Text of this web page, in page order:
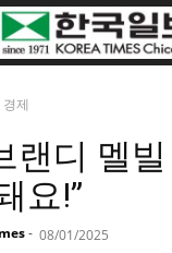
경제
랜디 멜빌
요!”
- 08/01/2025